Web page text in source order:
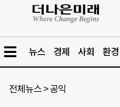
뉴스 경제 사회 환경
전체뉴스 >공익